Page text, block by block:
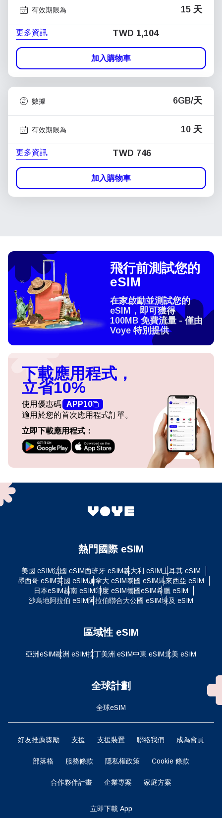
有效期限為 15 天
更多資訊 TWD 1,104
加入購物車
數據 6GB/天
有效期限為 10 天
更多資訊 TWD 746
加入購物車
飛行前測試您的
eSIM
在家啟動並測試您的
eSIM，即可獲得
100MB 免費流量 - 僅由
Voye 特別提供
下載應用程式，
立省10%
使用優惠碼 APP10
適用於您的首次應用程式訂單。
立即下載應用程式：
熱門國際 eSIM
美國 eSIM法國 eSIM西班牙 eSIM義大利 eSIM土耳其 eSIM
墨西哥 eSIM英國 eSIM加拿大 eSIM泰國 eSIM馬來西亞 eSIM
日本eSIM越南 eSIM印度 eSIM德國eSIM希臘 eSIM
沙烏地阿拉伯 eSIM阿拉伯聯合大公國 eSIM埃及 eSIM
區域性 eSIM
亞洲eSIM歐洲 eSIM拉丁美洲 eSIM中東 eSIM北美 eSIM
全球計劃
全球eSIM
好友推薦獎勵 支援 支援裝置 聯絡我們 成為會員
部落格 服務條款 隱私權政策 Cookie 條款
合作夥伴計畫 企業專案 家庭方案
立即下載 App